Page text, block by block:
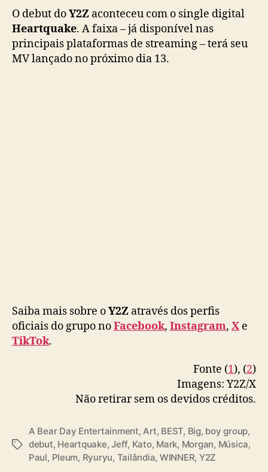
q
u
a
O debut doY2Z aconteceu com o single digital
Heartquake. A faixa – já disponível nas
principais plataformas de streaming – terá seu
MV lançado no próximo dia 13.
Saiba mais sobre oY2Z através dos perfis
oficiais do grupo noFacebook, Instagram, X e
TikTok.
Fonte (1), (2)
Imagens: Y2Z/X
Não retirar sem os devidos créditos.
T
A Bear Day Entertainment,Art, BEST, Big, boy group,
debut, Heartquake,Jeff, Kato, Mark, Morgan, Música,
Paul, Pleum, Ryuryu, Tailândia, WINNER, Y2Z